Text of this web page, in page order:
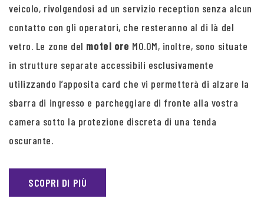
veicolo, rivolgendosi ad un servizio reception senza alcun
contatto con gli operatori, che resteranno al di là del
vetro. Le zone del motel ore MO.OM, inoltre, sono situate
in strutture separate accessibili esclusivamente
utilizzando l’apposita card che vi permetterà di alzare la
sbarra di ingresso e parcheggiare di fronte alla vostra
camera sotto la protezione discreta di una tenda
oscurante.
SCOPRI DI PIÙ